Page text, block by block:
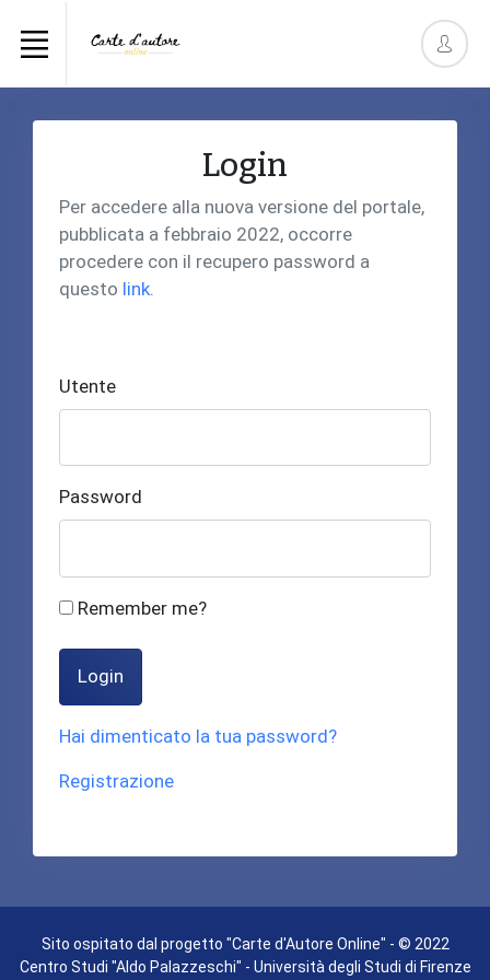
Login
Per accedere alla nuova versione del portale,
pubblicata a febbraio 2022, occorre
procedere con il recupero password a
questo link.
Utente
Password
Remember me?
Login
Hai dimenticato la tua password?
Registrazione
Sito ospitato dal progetto "Carte d'Autore Online" - © 2022
Centro Studi "Aldo Palazzeschi" - Università degli Studi di Firenze